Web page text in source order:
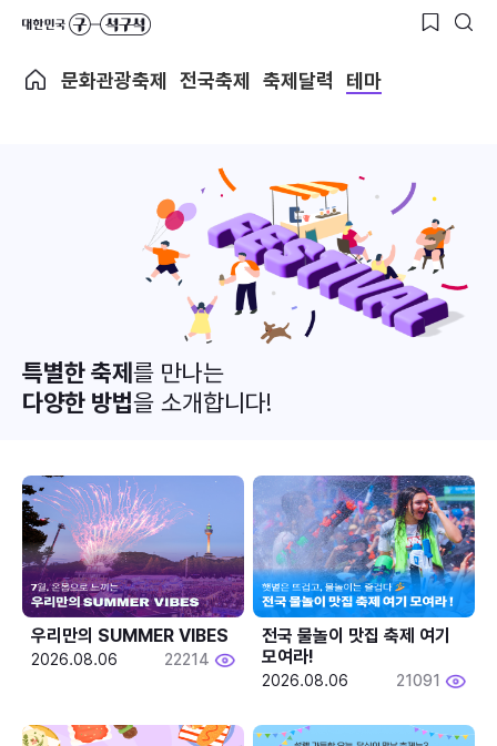
문화관광축제 전국축제 축제달력 테마
특별한 축제를 만나는
다양한 방법을 소개합니다!
우리만의 SUMMER VIBES
2026.08.06 22214
전국 물놀이 맛집 축제 여기
모여라!
2026.08.06 21091